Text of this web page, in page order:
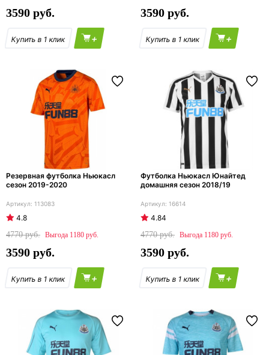
3590
+
3590
+
Резервная футболка Ньюкасл
сезон 2019-2020
113083
4.8
4770
1180
3590
+
Футболка Ньюкасл Юнайтед
домашняя сезон 2018/19
16614
4.84
4770
1180
3590
+